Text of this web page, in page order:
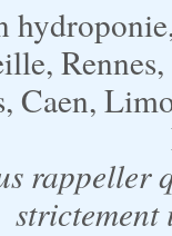
Caen,
rappeller
strictement